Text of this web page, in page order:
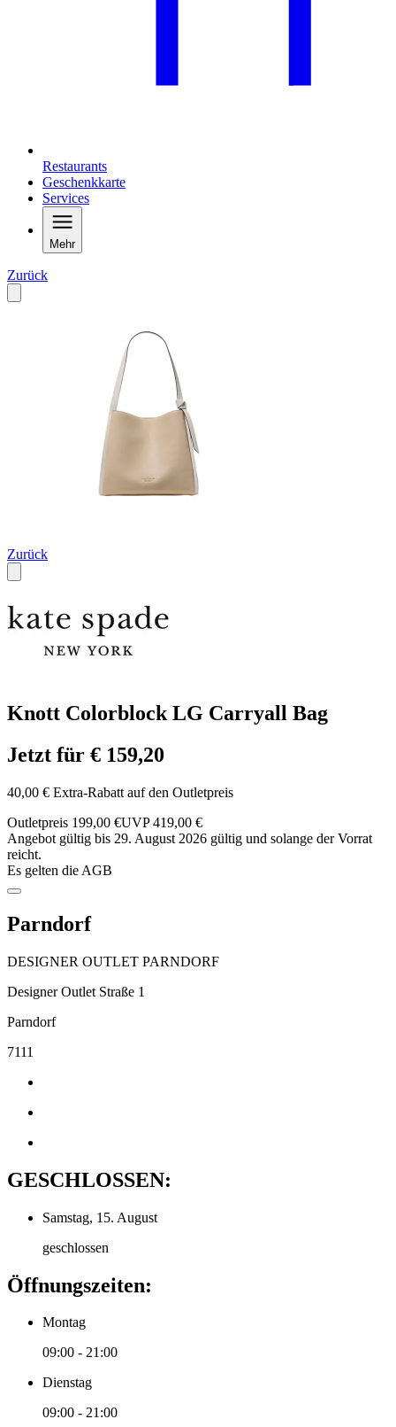
Restaurants
Geschenkkarte
Services
Mehr
Zurück
Zurück
Knott Colorblock LG Carryall Bag
Jetzt für € 159,20
40,00 € Extra-Rabatt auf den Outletpreis
Outletpreis 199,00 €UVP 419,00 €
Angebot gültig bis 29. August 2026 gültig und solange der Vorrat
reicht.
Es gelten die AGB
Parndorf
DESIGNER OUTLET PARNDORF
Designer Outlet Straße 1
Parndorf
7111
GESCHLOSSEN:
Samstag, 15. August
geschlossen
Öffnungszeiten:
Montag
09:00 - 21:00
Dienstag
09:00 - 21:00